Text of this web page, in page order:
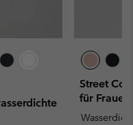
Street
für Frauen
Wasserdicht